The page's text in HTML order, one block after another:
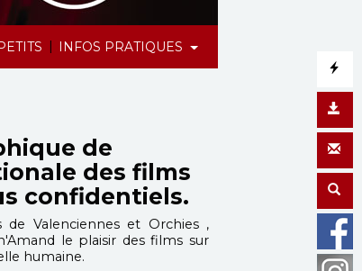
| INFOS PRATIQUES
de
des films
confidentiels.
Valenciennes et Orchies ,
le plaisir des films sur
humaine.